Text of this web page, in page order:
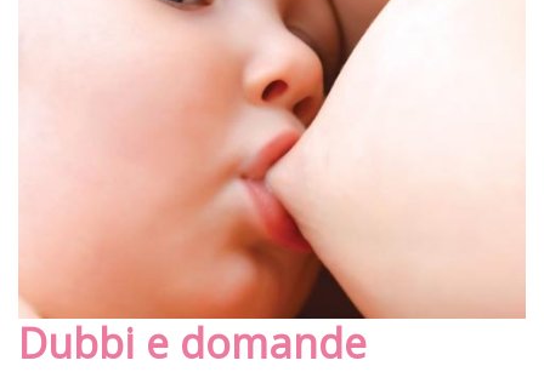
Dubbi e domande